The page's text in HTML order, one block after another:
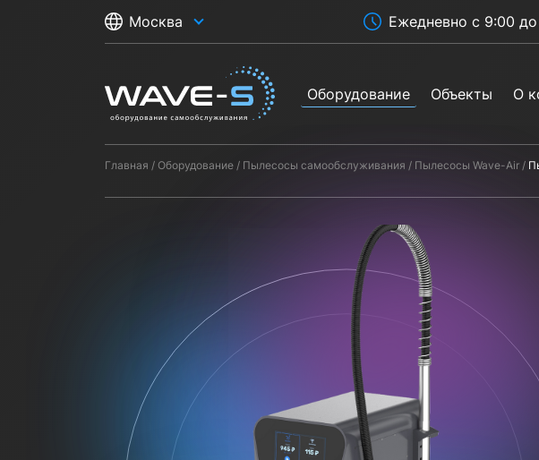
Москва Ежедневно с 9:00 до
Оборудование Объекты О
Главная Оборудование Пылесосы самообслуживания Пылесосы Wave-Air